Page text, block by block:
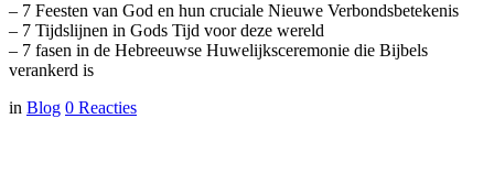
– 7 Feesten van God en hun cruciale Nieuwe Verbondsbetekenis
– 7 Tijdslijnen in Gods Tijd voor deze wereld
– 7 fasen in de Hebreeuwse Huwelijksceremonie die Bijbels
verankerd is
in Blog 0 Reacties